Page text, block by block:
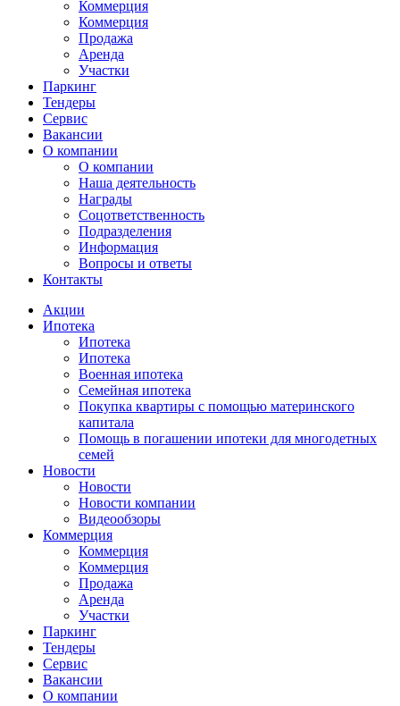
Коммерция
Коммерция
Продажа
Аренда
Участки
Паркинг
Тендеры
Сервис
Вакансии
О компании
О компании
Наша деятельность
Награды
Соцответственность
Подразделения
Информация
Вопросы и ответы
Контакты
Акции
Ипотека
Ипотека
Ипотека
Военная ипотека
Семейная ипотека
Покупка квартиры с помощью материнского
капитала
Помощь в погашении ипотеки для многодетных
семей
Новости
Новости
Новости компании
Видеообзоры
Коммерция
Коммерция
Коммерция
Продажа
Аренда
Участки
Паркинг
Тендеры
Сервис
Вакансии
О компании